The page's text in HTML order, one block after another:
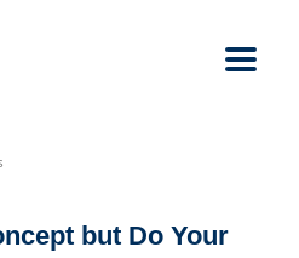
but Do Your